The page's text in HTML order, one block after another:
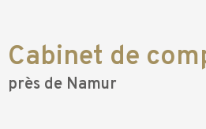
Cabinet de
près de Namur